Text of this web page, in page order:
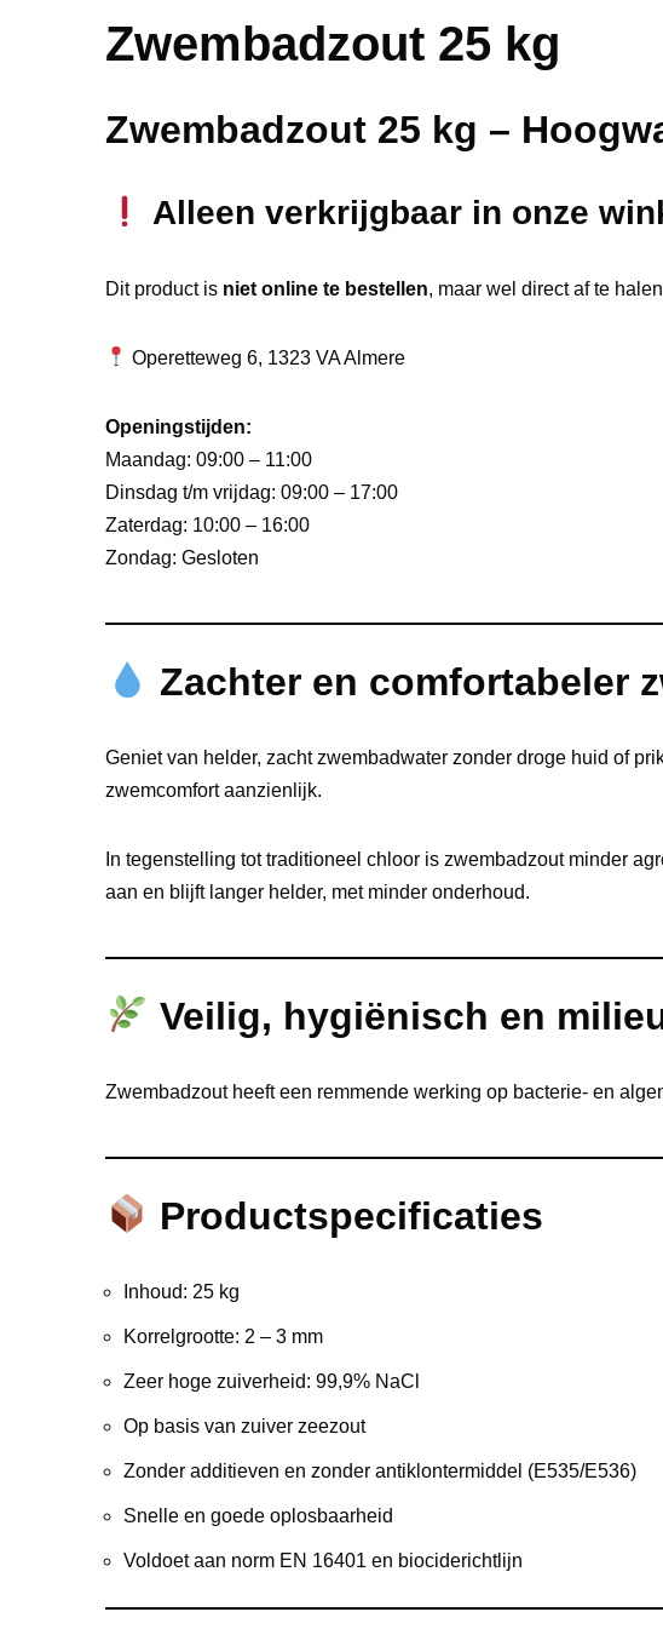
Zwembadzout 25 kg
Zwembadzout 25 kg –
Alleen verkrijgbaar in onze
Dit product is niet online te bestellen, maar wel direct af te
Operetteweg 6, 1323 VA Almere
Openingstijden:
Maandag: 09:00 – 11:00
Dinsdag t/m vrijdag: 09:00 – 17:00
Zaterdag: 10:00 – 16:00
Zondag: Gesloten
Zachter en comfortabeler
Geniet van helder, zacht zwembadwater zonder droge huid of
zwemcomfort aanzienlijk.
In tegenstelling tot traditioneel chloor is zwembadzout minder
aan en blijft langer helder, met minder onderhoud.
Veilig, hygiënisch en
Zwembadzout heeft een remmende werking op bacterie- en
Productspecificaties
Inhoud: 25 kg
Korrelgrootte: 2 – 3 mm
Zeer hoge zuiverheid: 99,9% NaCl
Op basis van zuiver zeezout
Zonder additieven en zonder antiklontermiddel (E535/E536)
Snelle en goede oplosbaarheid
Voldoet aan norm EN 16401 en biociderichtlijn